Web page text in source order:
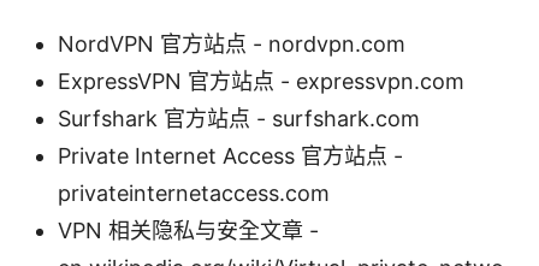
NordVPN 官方站点 - nordvpn.com
ExpressVPN 官方站点 - expressvpn.com
Surfshark 官方站点 - surfshark.com
Private Internet Access 官方站点 -
privateinternetaccess.com
VPN 相关隐私与安全文章 -